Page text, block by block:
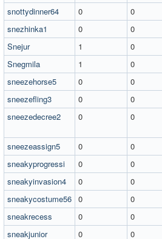
snottydinner64
0 0
snezhinka1
0
0
Snejur
1
0
Snegmila
1
0
sneezehorse5
0 0
sneezefling3
0
0
sneezedecree2
0 0
sneezeassign5
0 0
sneakyprogressi
0 0
sneakyinvasion4
0 0
sneakycostume56 0 0
sneakrecess
0 0
sneakjunior
0 0